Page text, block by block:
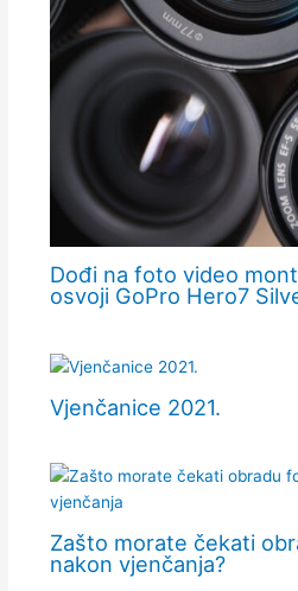
Dođi na foto video
osvoji GoPro Hero7
Vjenčanice 2021.
Zašto morate čekati
nakon vjenčanja?